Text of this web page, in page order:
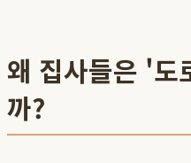
왜 집사들은 '도
까?